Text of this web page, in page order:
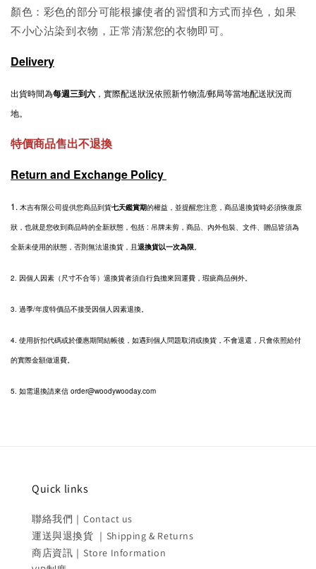
顏色：彩色的部分可能根據使者的習慣和方式而掉色，如果
不小心沾染到衣物，正常清潔您的衣物即可。
Delivery
出貨時間為每週三到六 ，實際配送狀況依照新竹物流/郵局等當地配送狀況而
地。
特價商品售出不退換
Return and Exchange Policy
1. 木吉有限公司提供您商品到貨七天鑑賞期的權益，並提醒您注意，商品退換貨時必須恢復原
狀，也就是您收到商品時的全新狀態，包括 : 吊牌未剪，商品、內外包裝、文件、贈品皆須為
全新未使用的狀態，否則無法退換貨，且退換貨以一次為限。
2. 因個人因素（尺寸不合等）退換貨者須自行負擔來回運費，瑕疵商品例外。
3. 過季/年度特價品不接受因個人因素退換。
4. 使用折扣代碼或於優惠期間結帳後，如遇到個人問題取消或換貨，不會退還，只會依照給付
的實際金額做退費。
5. 如需退換請來信 order@woodywooday.com
Quick links
聯絡我們｜Contact us
運送與退換貨 ｜Shipping & Returns
商店資訊｜Store Information